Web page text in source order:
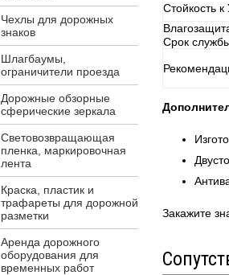
Стойкость
Срок
Закажите
Чехлы для дорожных
знаков
Шлагбаумы,
ограничители проезда
Дорожные обзорные
сферические зеркала
Световозвращающая
пленка, маркировочная
лента
Краска, пластик и
трафареты для дорожной
разметки
Аренда дорожного
оборудования для
временных работ